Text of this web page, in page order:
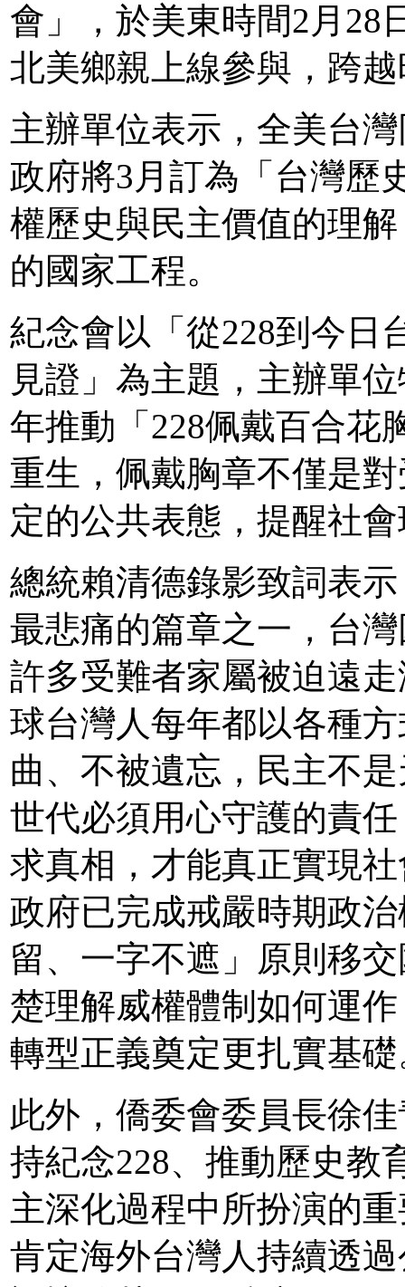
會」，於美東時間2月28
北美鄉親上線參與，跨
主辦單位表示，全美台
政府將3月訂為「台灣歷
權歷史與民主價值的理
的國家工程。
紀念會以「從228到今日
見證」為主題，主辦單
年推動「228佩戴百合花
重生，佩戴胸章不僅是
定的公共表態，提醒社
總統賴清德錄影致詞表
最悲痛的篇章之一，台
許多受難者家屬被迫遠
球台灣人每年都以各種
曲、不被遺忘，民主不
世代必須用心守護的責
求真相，才能真正實現
政府已完成戒嚴時期政
留、一字不遮」原則移
楚理解威權體制如何運
轉型正義奠定更扎實基
此外，僑委會委員長徐
持紀念228、推動歷史教
主深化過程中所扮演的
肯定海外台灣人持續透